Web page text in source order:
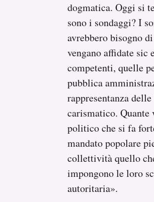
dogmatica. Oggi si
sono i sondaggi? I
avrebbero bisogno
vengano affidate sic
competenti, quelle
pubblica
rappresentanza
carismatico.
politico che si fa
mandato popolare
collettività quello
impongono le loro
autoritaria».